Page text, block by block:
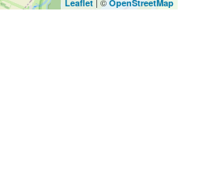
Leaflet| © OpenStreetMap